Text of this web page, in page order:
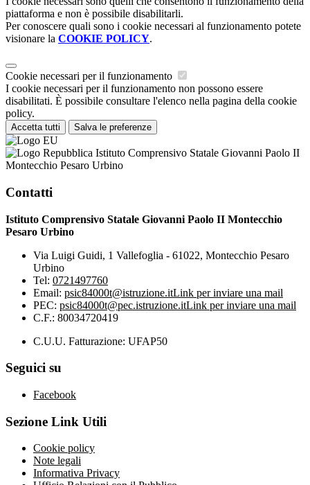
piattaforma e non è possibile disabilitarli.
Per conoscere quali sono i cookie necessari al funzionamento potete
visionare la COOKIE POLICY.
Cookie necessari per il funzionamento
I cookie necessari per il funzionamento non possono essere
disabilitati. È possibile consultare l'elenco nella pagina della cookie
policy.
Accetta tutti Salva le preferenze
Istituto Comprensivo Statale Giovanni Paolo II
Montecchio Pesaro Urbino
Contatti
Istituto Comprensivo Statale Giovanni Paolo II Montecchio
Pesaro Urbino
Via Luigi Guidi, 1 Vallefoglia - 61022, Montecchio Pesaro
Urbino
Tel: 0721497760
Email: psic84000t@istruzione.itLink per inviare una mail
PEC: psic84000t@pec.istruzione.itLink per inviare una mail
C.F.: 80034720419
C.U.U. Fatturazione: UFAP50
Seguici su
Facebook
Sezione Link Utili
Cookie policy
Note legali
Informativa Privacy